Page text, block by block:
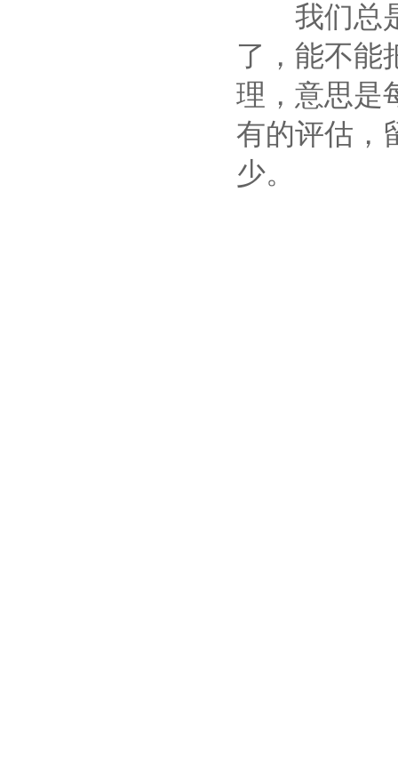
我们总是
了，能不能
理，意思是
有的评估，
少。